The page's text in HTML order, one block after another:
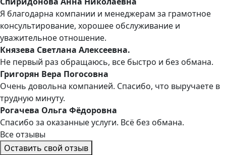
Я благодарна компании и менеджерам за грамотное
консультирование, хорошее обслуживание и
уважительное отношение.
Князева Светлана Алексеевна.
Не первый раз обращаюсь, все быстро и без обмана.
Григорян Вера Погосовна
Очень довольна компанией. Спасибо, что выручаете в
трудную минуту.
Рогачева Ольга Фёдоровна
Спасибо за оказанные услуги. Всё без обмана.
Все отзывы
Оставить свой отзыв